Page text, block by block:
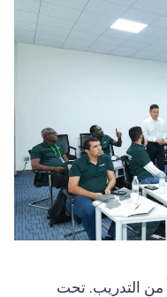
من التدريب. تحت